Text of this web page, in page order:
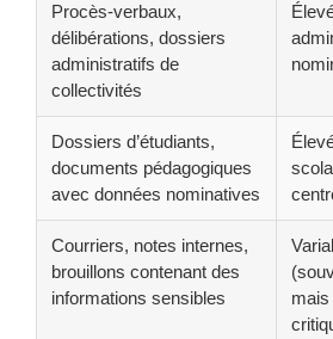
Procès-verbaux,
délibérations, dossiers
administratifs de
collectivités
Dossiers d’étudiants,
documents pédagogiques
avec données nominatives
Courriers, notes internes,
brouillons contenant des
informations sensibles
mais